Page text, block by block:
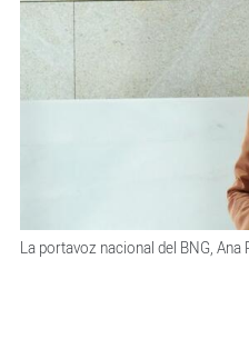
La portavoz nacional del BNG,